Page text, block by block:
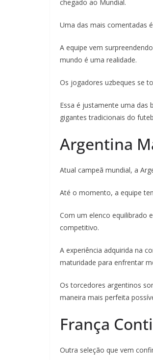
chegado ao Mundial.
Uma das mais comentadas
A equipe vem
mundo é uma realidade.
Os jogadores uzbeques se
Essa é justamente uma das
gigantes tradicionais do
Argentina
Atual campeã mundial, a
Até o momento, a equipe
Com um elenco equilibrado
competitivo.
A experiência adquirida na
maturidade para enfrentar
Os torcedores argentinos
maneira mais perfeita
França
Outra seleção que vem